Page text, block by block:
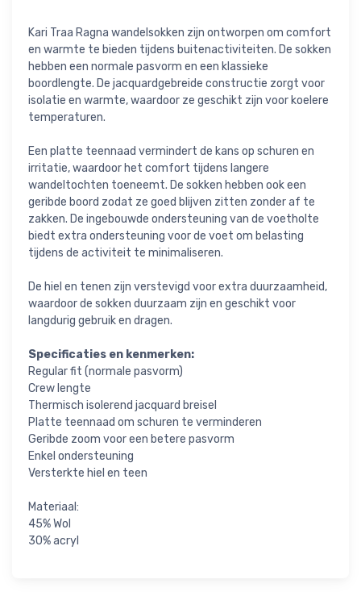
Kari Traa Ragna wandelsokken zijn ontworpen om comfort
en warmte te bieden tijdens buitenactiviteiten. De sokken
hebben een normale pasvorm en een klassieke
boordlengte. De jacquardgebreide constructie zorgt voor
isolatie en warmte, waardoor ze geschikt zijn voor koelere
temperaturen.
Een platte teennaad vermindert de kans op schuren en
irritatie, waardoor het comfort tijdens langere
wandeltochten toeneemt. De sokken hebben ook een
geribde boord zodat ze goed blijven zitten zonder af te
zakken. De ingebouwde ondersteuning van de voetholte
biedt extra ondersteuning voor de voet om belasting
tijdens de activiteit te minimaliseren.
De hiel en tenen zijn verstevigd voor extra duurzaamheid,
waardoor de sokken duurzaam zijn en geschikt voor
langdurig gebruik en dragen.
Specificaties en kenmerken:
Regular fit (normale pasvorm)
Crew lengte
Thermisch isolerend jacquard breisel
Platte teennaad om schuren te verminderen
Geribde zoom voor een betere pasvorm
Enkel ondersteuning
Versterkte hiel en teen
Materiaal:
45% Wol
30% acryl